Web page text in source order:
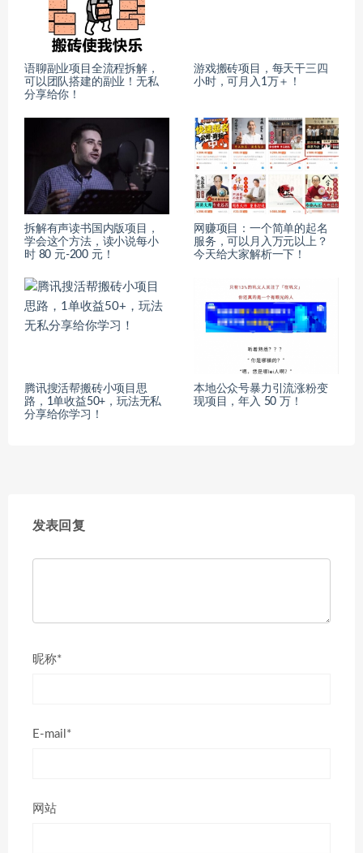
语聊副业项目全流程拆解，
可以团队搭建的副业！无私
分享给你！
游戏搬砖项目，每天干三四
小时，可月入1万＋！
拆解有声读书国内版项目，
学会这个方法，读小说每小
时 80 元-200 元！
网赚项目：一个简单的起名
服务，可以月入万元以上？
今天给大家解析一下！
腾讯搜活帮搬砖小项目思
路，1单收益50+，玩法无私
分享给你学习！
本地公众号暴力引流涨粉变
现项目，年入 50 万！
发表回复
昵称*
E-mail*
网站